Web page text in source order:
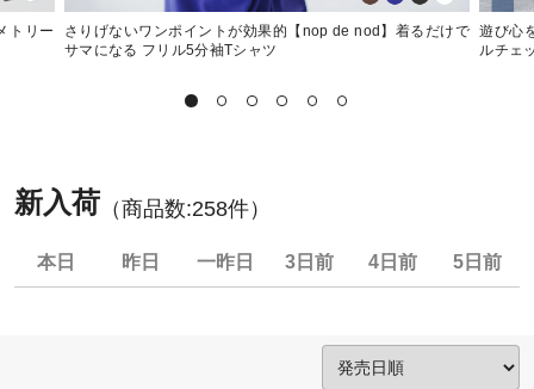
トリー
さりげないワンポイントが効果的【nop de nod】着るだけで
サマになる フリル5分袖Tシャツ
遊び心
ルチェ
新入荷 （商品数:258件）
本日 昨日 一昨日 3日前 4日前 5日前